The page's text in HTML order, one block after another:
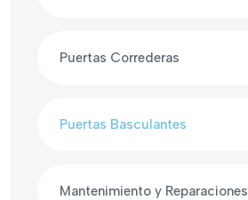
Puertas Correderas
Puertas Basculantes
Mantenimiento y Reparaciones